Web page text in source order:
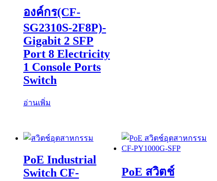
องค์กร(CF-
SG2310S-2F8P)-
Gigabit 2 SFP
Port 8 Electricity
1 Console Ports
Switch
อ่านเพิ่ม
PoE Industrial
Switch CF-
PoE สวิตช์